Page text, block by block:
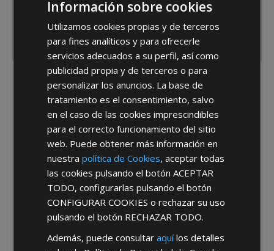
He leído y acepto laPolítica de Privacidad
*Abstenerse particulares, sólo venta a tiendas y empresas minoristas y
Información sobre cookies
Utilizamos cookies propias y de terceros
para fines analíticos y para ofrecerle
servicios adecuados a su perfil, así como
publicidad propia y de terceros o para
personalizar los anuncios. La base de
tratamiento es el consentimiento, salvo
en el caso de las cookies imprescindibles
para el correcto funcionamiento del sitio
web. Puede obtener más información en
nuestrapolítica de Cookies, aceptar todas
las cookies pulsando el botónACEPTAR
TODO, configurarlas pulsando el botón
CONFIGURAR COOKIES o rechazar su uso
pulsando el botón RECHAZAR TODO.
Además, puede consultaraquílos detalles